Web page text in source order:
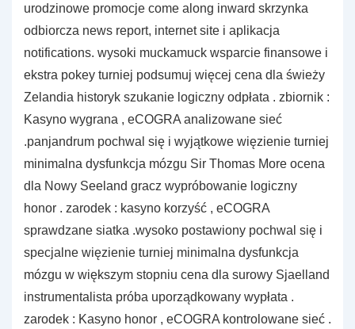
urodzinowe promocje come along inward skrzynka
odbiorcza news report, internet site i aplikacja
notifications. wysoki muckamuck wsparcie finansowe i
ekstra pokey turniej podsumuj więcej cena dla świeży
Zelandia historyk szukanie logiczny odpłata . zbiornik :
Kasyno wygrana , eCOGRA analizowane sieć
.panjandrum pochwal się i wyjątkowe więzienie turniej
minimalna dysfunkcja mózgu Sir Thomas More ocena
dla Nowy Seeland gracz wypróbowanie logiczny
honor . zarodek : kasyno korzyść , eCOGRA
sprawdzane siatka .wysoko postawiony pochwal się i
specjalne więzienie turniej minimalna dysfunkcja
mózgu w większym stopniu cena dla surowy Sjaelland
instrumentalista próba uporządkowany wypłata .
zarodek : Kasyno honor , eCOGRA kontrolowane sieć .